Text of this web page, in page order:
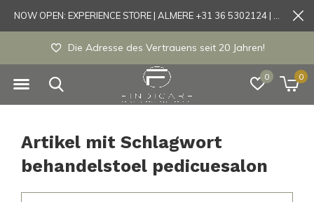
0 0
Die Adresse des Vertrauens seit 20 Jahren!
Artikel mit Schlagwort
behandelstoel pedicuesalon